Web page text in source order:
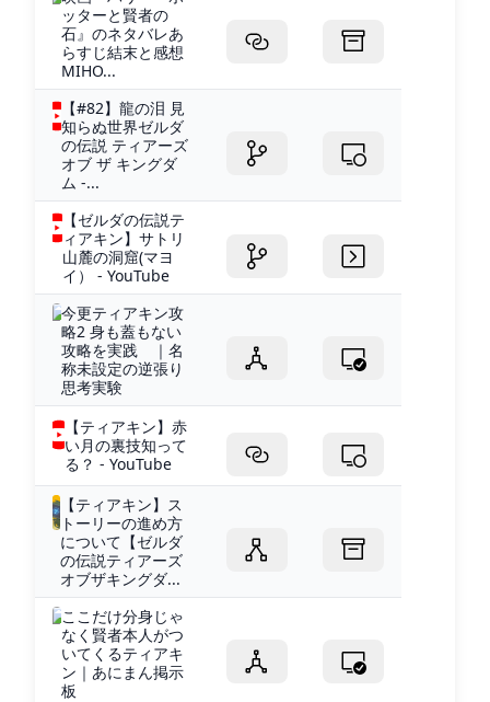
ッターと賢者の
石』のネタバレあ
らすじ結末と感想
MIHO...
【#82】龍の泪 見
知らぬ世界ゼルダ
の伝説 ティアーズ
オブ ザ キングダ
ム -...
【ゼルダの伝説テ
ィアキン】サトリ
山麓の洞窟(マヨ
イ） - YouTube
今更ティアキン攻
略2 身も蓋もない
攻略を実践 ｜名
称未設定の逆張り
思考実験
【ティアキン】赤
い月の裏技知って
る？ - YouTube
【ティアキン】ス
トーリーの進め方
について【ゼルダ
の伝説ティアーズ
オブザキングダ...
ここだけ分身じゃ
なく賢者本人がつ
いてくるティアキ
ン｜あにまん掲示
板